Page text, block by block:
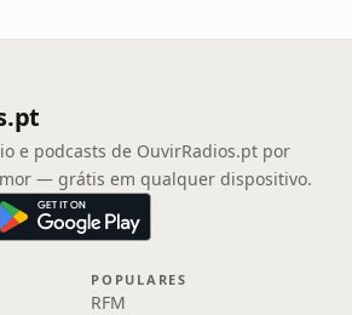
e podcasts de OuvirRadios.pt por
— grátis em qualquer dispositivo.
POPULARES
RFM